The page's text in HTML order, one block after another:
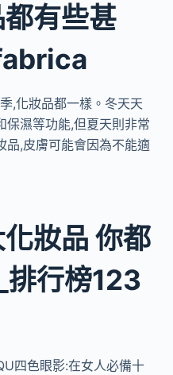
都有些甚
,化妝品都一樣。冬天天
保濕等功能,但夏天則非常
品,皮膚可能會因為不能適
妝品 你都
行榜123
四色眼影:在女人必備十